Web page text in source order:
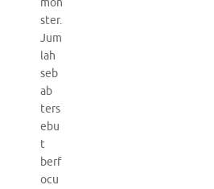
ster.
Jum
lah
seb
ab
ters
ebu
t
berf
ocu